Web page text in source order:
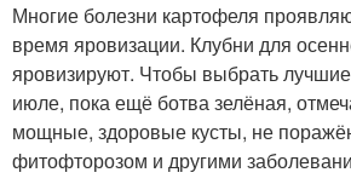
Многие болезни картофеля
время яровизации. Клубни для
яровизируют. Чтобы выбрать
июле, пока ещё ботва зелёная,
мощные, здоровые кусты, не
фитофторозом и другими